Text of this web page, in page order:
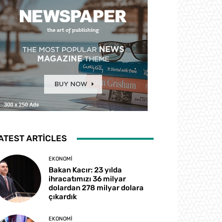
ARTICLES
EKONOMI
Bakan Kacır: 23 yılda
ihracatımızı 36 milyar
dolardan 278 milyar dolara
çıkardık
EKONOMI